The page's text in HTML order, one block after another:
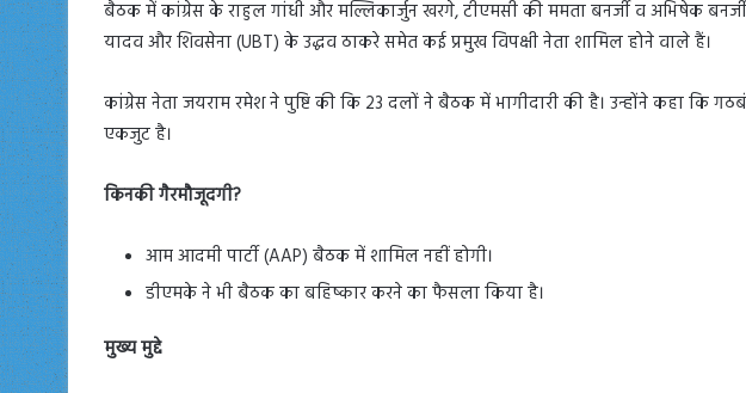
बैठक में कांग्रेस के राहुल गांधी और मल्लिकार्जुन खरगे, टीएमसी की ममता बनर्जी व अभिषेक
यादव और शिवसेना (UBT) के उद्धव ठाकरे समेत कई प्रमुख विपक्षी नेता शामिल होने वाले हैं।
कांग्रेस नेता जयराम रमेश ने पुष्टि की कि 23 दलों ने बैठक में भागीदारी की है। उन्होंने कहा कि
एकजुट है।
किनकी गैरमौजूदगी?
आम आदमी पार्टी (AAP) बैठक में शामिल नहीं होगी।
डीएमके ने भी बैठक का बहिष्कार करने का फैसला किया है।
मुख्य मुद्दे